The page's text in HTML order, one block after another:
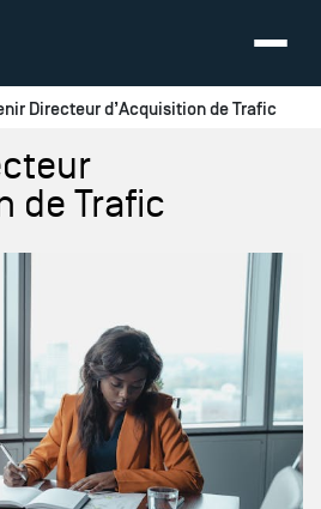
Directeur d’Acquisition de Trafic
de Trafic